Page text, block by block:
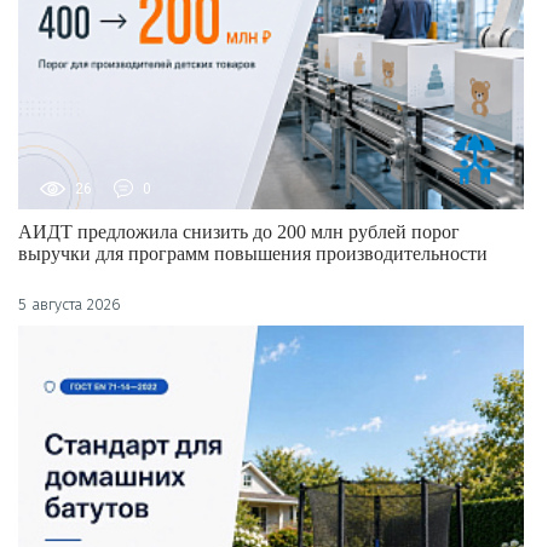
26 0
АИДТ предложила снизить до 200 млн рублей порог
выручки для программ повышения производительности
5 августа 2026